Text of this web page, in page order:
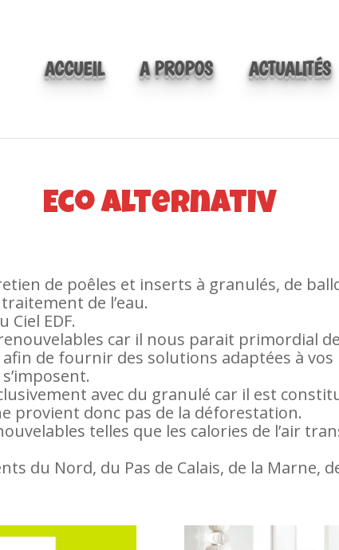
ACCUEIL A PROPOS ACTUALITÉS
Eco Alternativ
de poêles et inserts à granulés, de
de l’eau.
Ciel EDF.
car il nous parait primordial
de fournir des solutions adaptées à
avec du granulé car il est
provient donc pas de la déforestation.
telles que les calories de l’air
du Nord, du Pas de Calais, de la Marne, de